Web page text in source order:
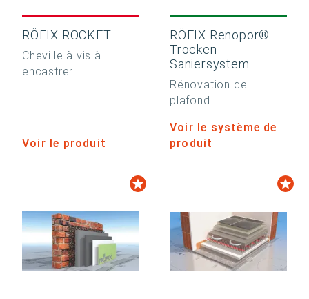
RÖFIX ROCKET
Cheville à vis à
encastrer
Voir le produit
RÖFIX Renopor®
Trocken-
Saniersystem
Rénovation de
plafond
Voir le système de
produit